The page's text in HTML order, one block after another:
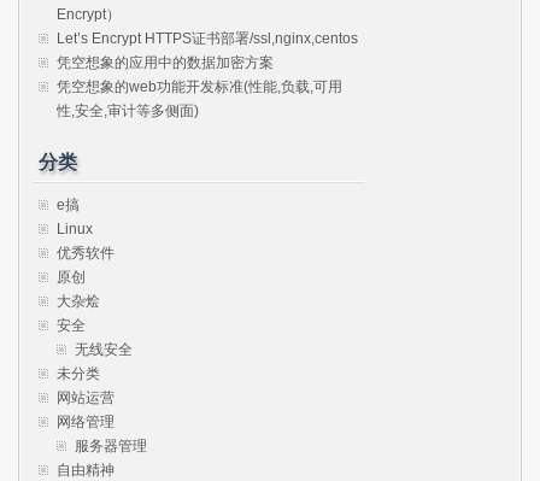
Encrypt）
Let’s Encrypt HTTPS证书部署/ssl,nginx,centos
凭空想象的应用中的数据加密方案
凭空想象的web功能开发标准(性能,负载,可用
性,安全,审计等多侧面)
分类
e搞
Linux
优秀软件
原创
大杂烩
安全
无线安全
未分类
网站运营
网络管理
服务器管理
自由精神